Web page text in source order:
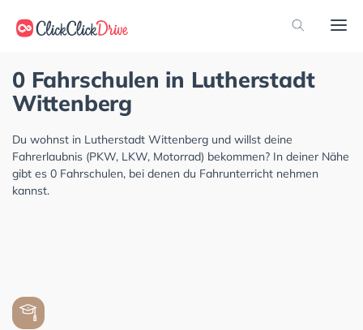
0 Fahrschulen in Lutherstadt
Wittenberg
Du wohnst in Lutherstadt Wittenberg und willst deine
Fahrerlaubnis (PKW, LKW, Motorrad) bekommen? In deiner Nähe
gibt es 0 Fahrschulen, bei denen du Fahrunterricht nehmen
kannst.